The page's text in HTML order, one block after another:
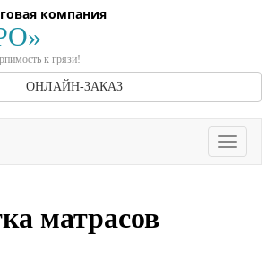
компания
к грязи!
ОНЛАЙН-ЗАКАЗ
Toggle
матрасов